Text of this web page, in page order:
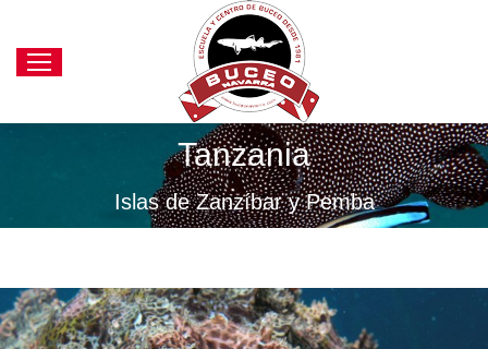
Tanzania
Islas de Zanzíbar y Pemba
Estás aquí: